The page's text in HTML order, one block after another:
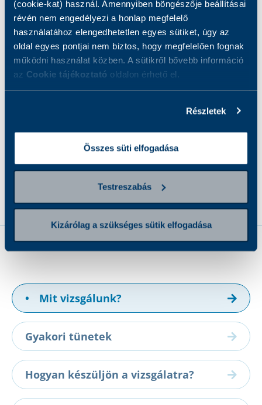
(cookie-kat) használ. Amennyiben böngészője beállításai
révén nem engedélyezi a honlap megfelelő
használatához elengedhetetlen egyes sütiket, úgy az
oldal egyes pontjai nem biztos, hogy megfelelően fognak
működni használat közben. A sütikről bővebb információ
az Cookie tájékoztató oldalon érhető el.
Részletek
Összes süti elfogadása
Testreszabás
Kizárólag a szükséges sütik elfogadása
Vizeletminta szükséges
Székletminta szükséges speciális
mintavevőben
• Mit vizsgálunk?
Gyakori tünetek
Hogyan készüljön a vizsgálatra?